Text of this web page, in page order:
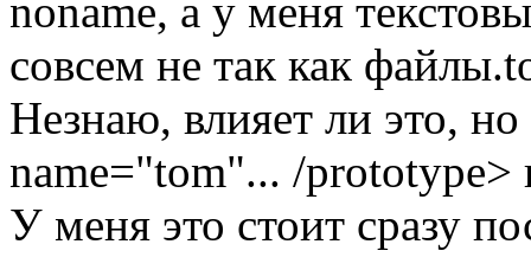
noname, а у меня
совсем не так как
Незнаю, влияет ли это,
name="tom"... /prototype>
У меня это стоит сразу